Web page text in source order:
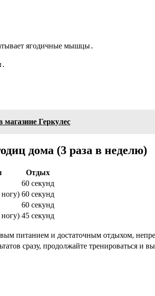
ягодичные мышцы․
Геркулес
дома (3 раза в неделю)
Отдых
60 секунд
60 секунд
60 секунд
45 секунд
питанием и достаточным отдыхом,
сразу, продолжайте тренироваться